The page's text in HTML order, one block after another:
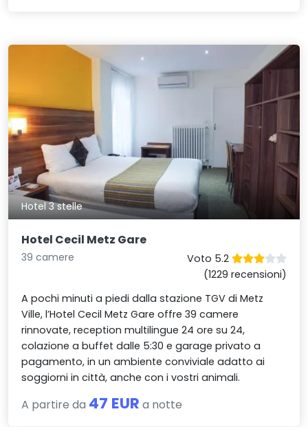
Hotel 3 stelle
Hotel Cecil Metz Gare
39 camere
Voto 5.2
(1229 recensioni)
A pochi minuti a piedi dalla stazione TGV di Metz
Ville, l’Hotel Cecil Metz Gare offre 39 camere
rinnovate, reception multilingue 24 ore su 24,
colazione a buffet dalle 5:30 e garage privato a
pagamento, in un ambiente conviviale adatto ai
soggiorni in città, anche con i vostri animali.
A partire da 47 EUR a notte